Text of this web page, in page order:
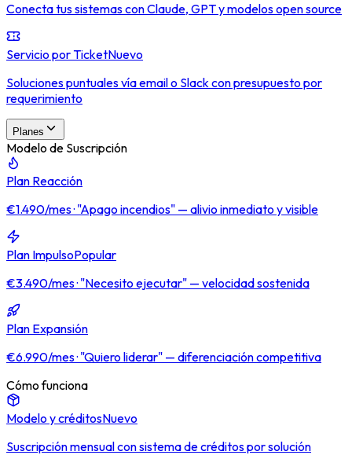
Conecta tus sistemas con Claude, GPT y modelos open source
Servicio por TicketNuevo
Soluciones puntuales vía email o Slack con presupuesto por
requerimiento
Planes
Modelo de Suscripción
Plan Reacción
€1.490/mes · "Apago incendios" — alivio inmediato y visible
Plan ImpulsoPopular
€3.490/mes · "Necesito ejecutar" — velocidad sostenida
Plan Expansión
€6.990/mes · "Quiero liderar" — diferenciación competitiva
Cómo funciona
Modelo y créditosNuevo
Suscripción mensual con sistema de créditos por solución